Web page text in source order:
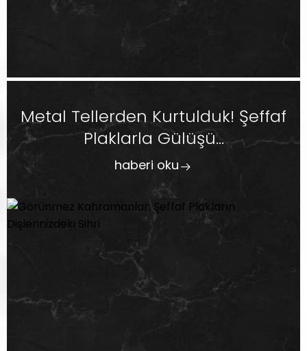
Metal Tellerden Kurtulduk! Şeffaf
Plaklarla Gülüşü...
haberi oku